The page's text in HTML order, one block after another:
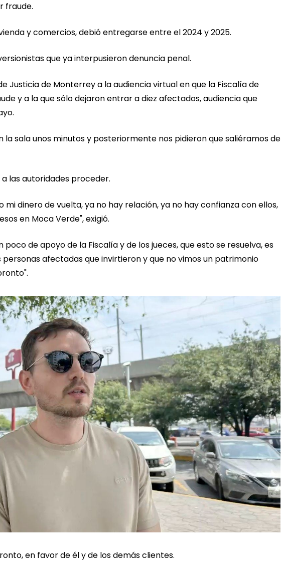
fraude.
y comercios, debió entregarse entre el 2024 y 2025.
que ya interpusieron denuncia penal.
Justicia de Monterrey a la audiencia virtual en que la Fiscalía de
y a la que sólo dejaron entrar a diez afectados, audiencia que
la sala unos minutos y posteriormente nos pidieron que saliéramos de
las autoridades proceder.
mi dinero de vuelta, ya no hay relación, ya no hay confianza con ellos,
en Moca Verde", exigió.
de apoyo de la Fiscalía y de los jueces, que esto se resuelva, es
afectadas que invirtieron y que no vimos un patrimonio
en favor de él y de los demás clientes.